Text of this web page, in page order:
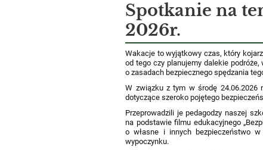
Spotkanie na
2026r.
Wakacje to wyjątkowy czas, który
od tego czy planujemy dalekie
o zasadach bezpiecznego spędzania
W związku z tym w środę 24.06.2026
dotyczące szeroko pojętego
Przeprowadzili je pedagodzy naszej
na podstawie filmu edukacyjnego
o własne i innych bezpieczeństwo
wypoczynku.